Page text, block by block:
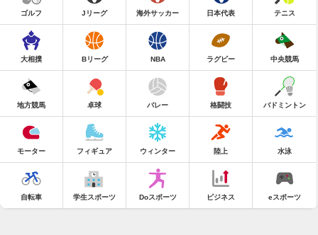
ゴルフ Jリーグ 海外サッカー 日本代表 テニス
大相撲 Bリーグ NBA ラグビー 中央競馬
地方競馬 卓球 バレー 格闘技 バドミントン
モーター フィギュア ウィンター 陸上 水泳
自転車 学生スポーツ Doスポーツ ビジネス eスポーツ